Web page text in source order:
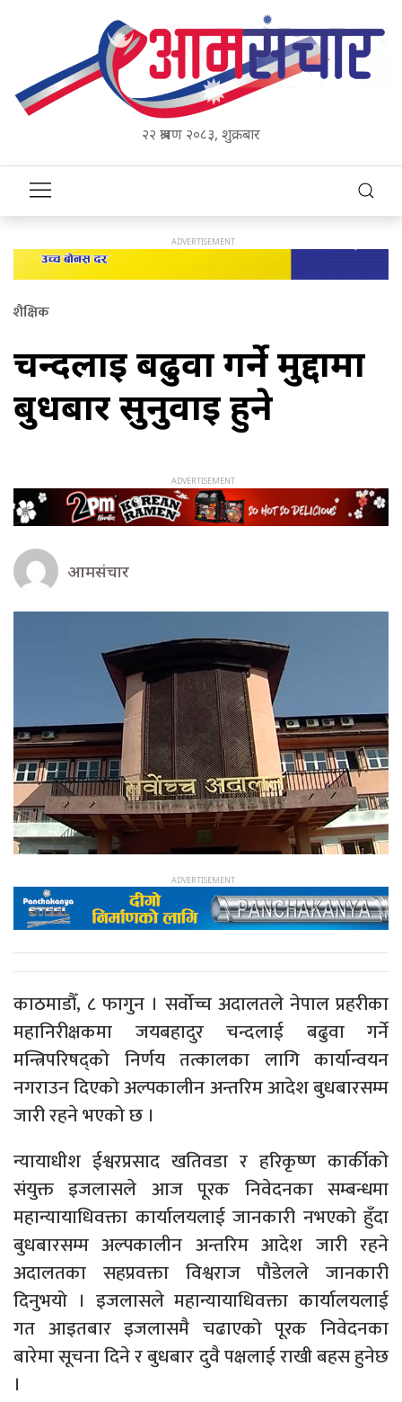
२२ श्रावण २०८३, शुक्रबार
शैक्षिक
चन्दलाई बढुवा गर्ने मुद्दामा
बुधबार सुनुवाइ हुने
आमसंचार
काठमाडौँ, ८ फागुन । सर्वोच्च अदालतले नेपाल प्रहरीका
महानिरीक्षकमा जयबहादुर चन्दलाई बढुवा गर्ने
मन्त्रिपरिषद्को निर्णय तत्कालका लागि कार्यान्वयन
नगराउन दिएको अल्पकालीन अन्तरिम आदेश बुधबारसम्म
जारी रहने भएको छ ।
न्यायाधीश ईश्वरप्रसाद खतिवडा र हरिकृष्ण कार्कीको
संयुक्त इजलासले आज पूरक निवेदनका सम्बन्धमा
महान्यायाधिवक्ता कार्यालयलाई जानकारी नभएको हुँदा
बुधबारसम्म अल्पकालीन अन्तरिम आदेश जारी रहने
अदालतका सहप्रवक्ता विश्वराज पौडेलले जानकारी
दिनुभयो । इजलासले महान्यायाधिवक्ता कार्यालयलाई
गत आइतबार इजलासमै चढाएको पूरक निवेदनका
बारेमा सूचना दिने र बुधबार दुवै पक्षलाई राखी बहस हुनेछ
।